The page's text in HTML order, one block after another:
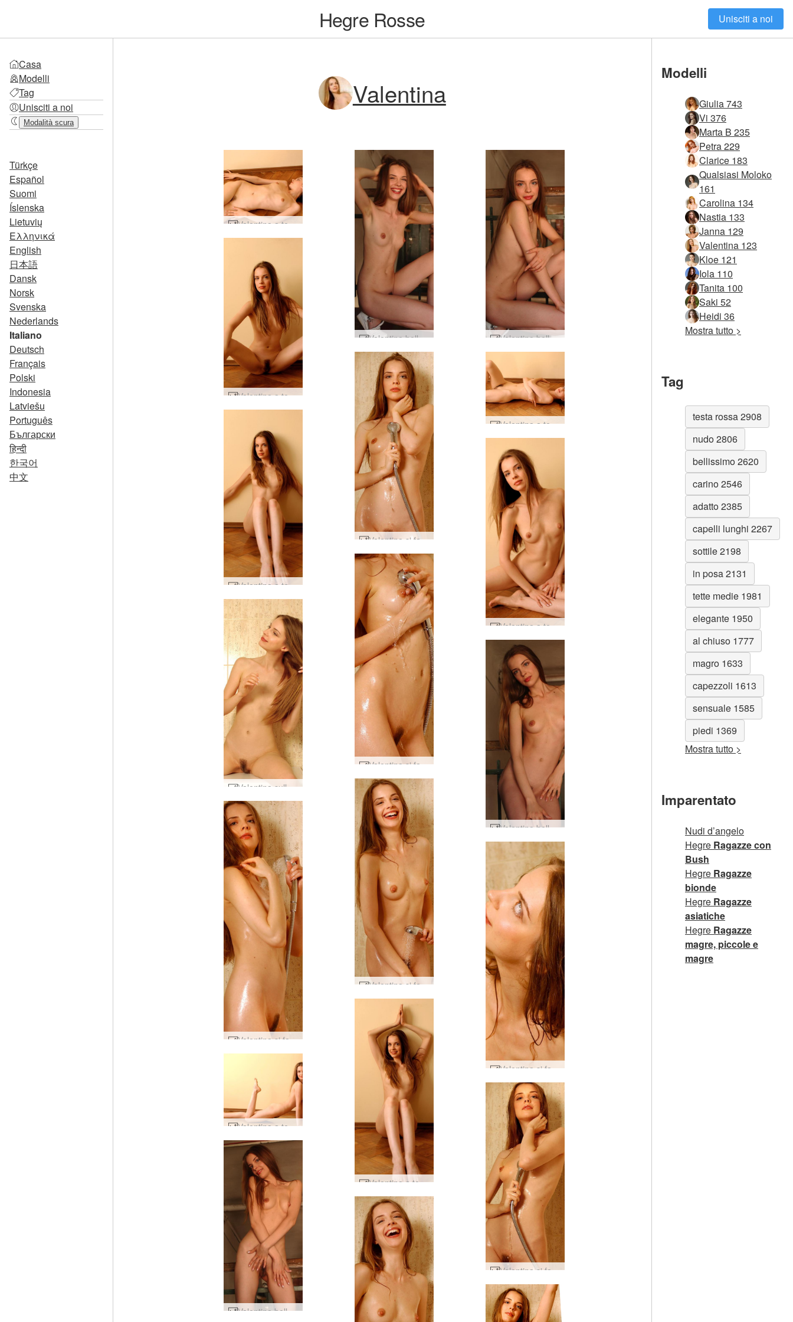
Hegre Rosse Unisciti a noi
Casa
Modelli
Tag
Unisciti a noi
Modalità scura
Türkçe
Español
Suomi
Íslenska
Lietuvių
Ελληνικά
English
日本語
Dansk
Norsk
Svenska
Nederlands
Italiano
Deutsch
Français
Polski
Indonesia
Latviešu
Português
Български
हिन्दी
한국어
中文
Valentina
Valentina a terra #19
Valentina bellezza vittoriana #24 Valentina bellezza vittoriana #22
Valentina a terra #39
Valentina si fa la doccia #8
Valentina a terra #14
Valentina a terra #37
Valentina a terra #24
Valentina si fa la doccia #15
Valentina sulla lavatrice #9
Valentina bellezza vittoriana #49
Valentina si fa la doccia #22
Valentina si fa la doccia #5
Valentina si fa la doccia #60
Valentina a terra #38
Valentina a terra #13
Valentina si fa la doccia #7
Valentina bellezza vittoriana #35
Modelli
Giulia 743
Vi 376
Marta B 235
Petra 229
Clarice 183
Qualsiasi Moloko
161
Carolina 134
Nastia 133
Janna 129
Valentina 123
Kloe 121
Iola 110
Tanita 100
Saki 52
Heidi 36
Mostra tutto >
Tag
testa rossa 2908
nudo 2806
bellissimo 2620
carino 2546
adatto 2385
capelli lunghi 2267
sottile 2198
in posa 2131
tette medie 1981
elegante 1950
al chiuso 1777
magro 1633
capezzoli 1613
sensuale 1585
piedi 1369
Mostra tutto >
Imparentato
Nudi d’angelo
Hegre Ragazze con
Bush
Hegre Ragazze
bionde
Hegre Ragazze
asiatiche
Hegre Ragazze
magre, piccole e
magre